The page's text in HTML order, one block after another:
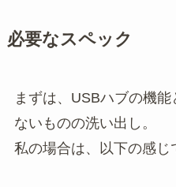
必要なスペック
まずは、USBハブの機
ないものの洗い出し。
私の場合は、以下の感じ